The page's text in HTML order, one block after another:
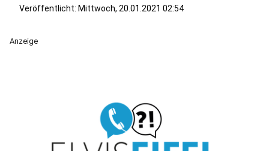
Veröffentlicht: Mittwoch, 20.01.2021 02:54
Anzeige